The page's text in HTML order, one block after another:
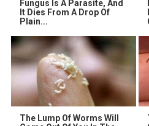
Fungus Is A Parasite, And
It Dies From A Drop Of
Plain...
The Lump Of Worms Will